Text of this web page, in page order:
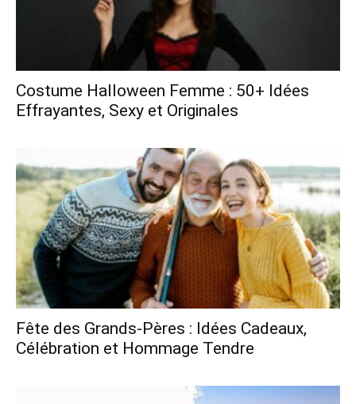
Costume Halloween Femme : 50+ Idées
Effrayantes, Sexy et Originales
Fête des Grands-Pères : Idées Cadeaux,
Célébration et Hommage Tendre